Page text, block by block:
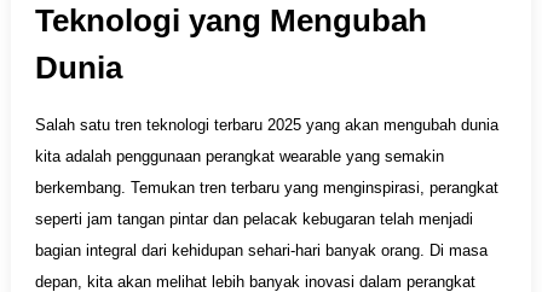
Teknologi yang Mengubah
Dunia
Salah satu tren teknologi terbaru 2025 yang akan mengubah dunia
kita adalah penggunaan perangkat wearable yang semakin
berkembang. Temukan tren terbaru yang menginspirasi, perangkat
seperti jam tangan pintar dan pelacak kebugaran telah menjadi
bagian integral dari kehidupan sehari-hari banyak orang. Di masa
depan, kita akan melihat lebih banyak inovasi dalam perangkat